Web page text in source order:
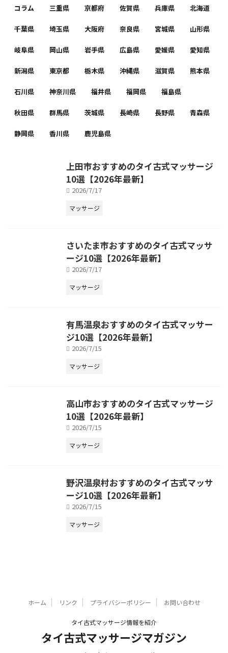
コラム 三重県 京都府 佐賀県 兵庫県 北海道
千葉県 埼玉県 大阪府 奈良県 宮城県 山形県
岐阜県 岡山県 岩手県 広島県 愛媛県 愛知県
新潟県 東京都 栃木県 沖縄県 滋賀県 熊本県
石川県 神奈川県 福井県 福岡県 福島県
秋田県 群馬県 茨城県 長崎県 長野県 青森県
静岡県 香川県 鹿児島県
上田市おすすめのタイ古式マッサージ
10選【2026年最新】
2026/7/17
マッサージ
さいたま市おすすめのタイ古式マッサ
ージ10選【2026年最新】
2026/7/17
マッサージ
有馬温泉おすすめのタイ古式マッサー
ジ10選【2026年最新】
2026/7/15
マッサージ
高山市おすすめのタイ古式マッサージ
10選【2026年最新】
2026/7/15
マッサージ
野沢温泉村おすすめのタイ古式マッサ
ージ10選【2026年最新】
2026/7/15
マッサージ
ホーム リンク プライバシーポリシー お問い合わせ
タイ古式マッサージ情報を紹介
タイ古式マッサージマガジン